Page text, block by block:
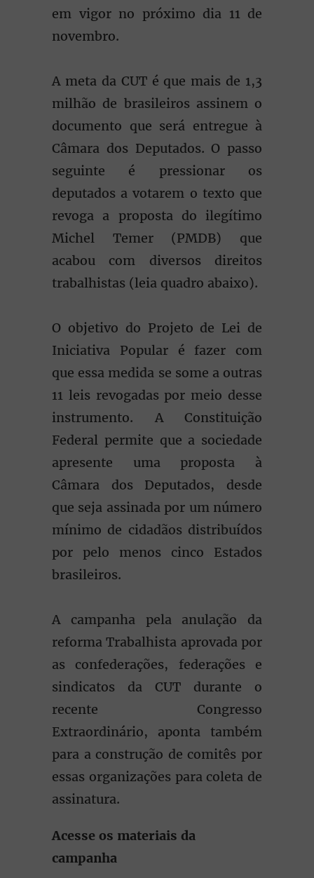
em vigor no próximo dia 11 de
novembro.
A meta da CUT é que mais de 1,3
milhão de brasileiros assinem o
documento que será entregue à
Câmara dos Deputados. O passo
seguinte é pressionar os
deputados a votarem o texto que
revoga a proposta do ilegítimo
Michel Temer (PMDB) que
acabou com diversos direitos
trabalhistas (leia quadro abaixo).
O objetivo do Projeto de Lei de
Iniciativa Popular é fazer com
que essa medida se some a outras
11 leis revogadas por meio desse
instrumento. A Constituição
Federal permite que a sociedade
apresente uma proposta à
Câmara dos Deputados, desde
que seja assinada por um número
mínimo de cidadãos distribuídos
por pelo menos cinco Estados
brasileiros.
A campanha pela anulação da
reforma Trabalhista aprovada por
as confederações, federações e
sindicatos da CUT durante o
recente Congresso
Extraordinário, aponta também
para a construção de comitês por
essas organizações para coleta de
assinatura.
Acesse os materiais da
campanha